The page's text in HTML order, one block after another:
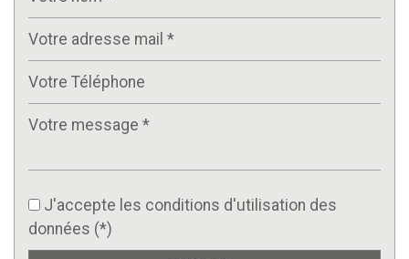
J'accepte les conditions d'utilisation des
données (*)